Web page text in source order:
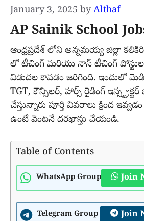
January 3, 2025 by Althaf
AP Sainik School
ఆంధ్రప్రదేశ్ లోని అన్నమయ్య జిల్లా
లో టీచింగ్ మరియు నాన్ టీచింగ్
విడుదల కావడం జరిగింది. ఇందులో
TGT, కౌన్సిలర్, హార్స్ రైడింగ్ ఇన్స్ట్రక్టర్
చేస్తున్నారు పూర్తి వివరాలు క్రింద
ఉంటే వెంటనే దరఖాస్తు చేయండి.
Table of Contents
WhatsApp Group Join
Telegram Group Join